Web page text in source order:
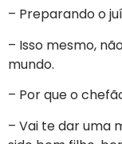
– Preparando o
– Isso mesmo,
mundo.
– Por que o
– Vai te dar uma